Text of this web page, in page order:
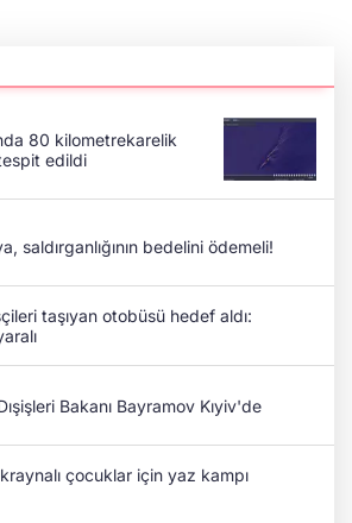
80 kilometrekarelik
edildi
saldırganlığının bedelini ödemeli!
taşıyan otobüsü hedef aldı:
Bakanı Bayramov Kıyiv'de
çocuklar için yaz kampı